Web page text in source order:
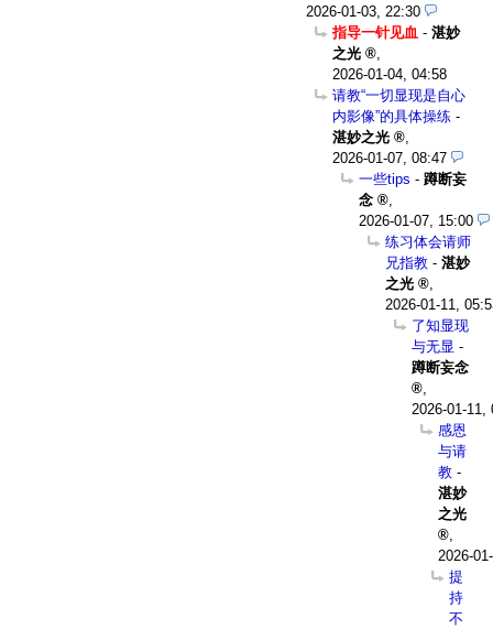
2026-01-03, 22:30
指导一针见血 - 湛妙
之光
2026-01-04, 04:58
请教“一切显现是自心
内影像”的具体操练 -
湛妙之光
2026-01-07, 08:47
一些tips - 蹲断妄
念
2026-01-07, 15:00
练习体会请师
兄指教 - 湛妙
之光
2026-01-11,
了知显现
与无显 -
蹲断妄念
2026-01-11,
感恩
与请
教 -
湛妙
之光
2026-
提
持
不